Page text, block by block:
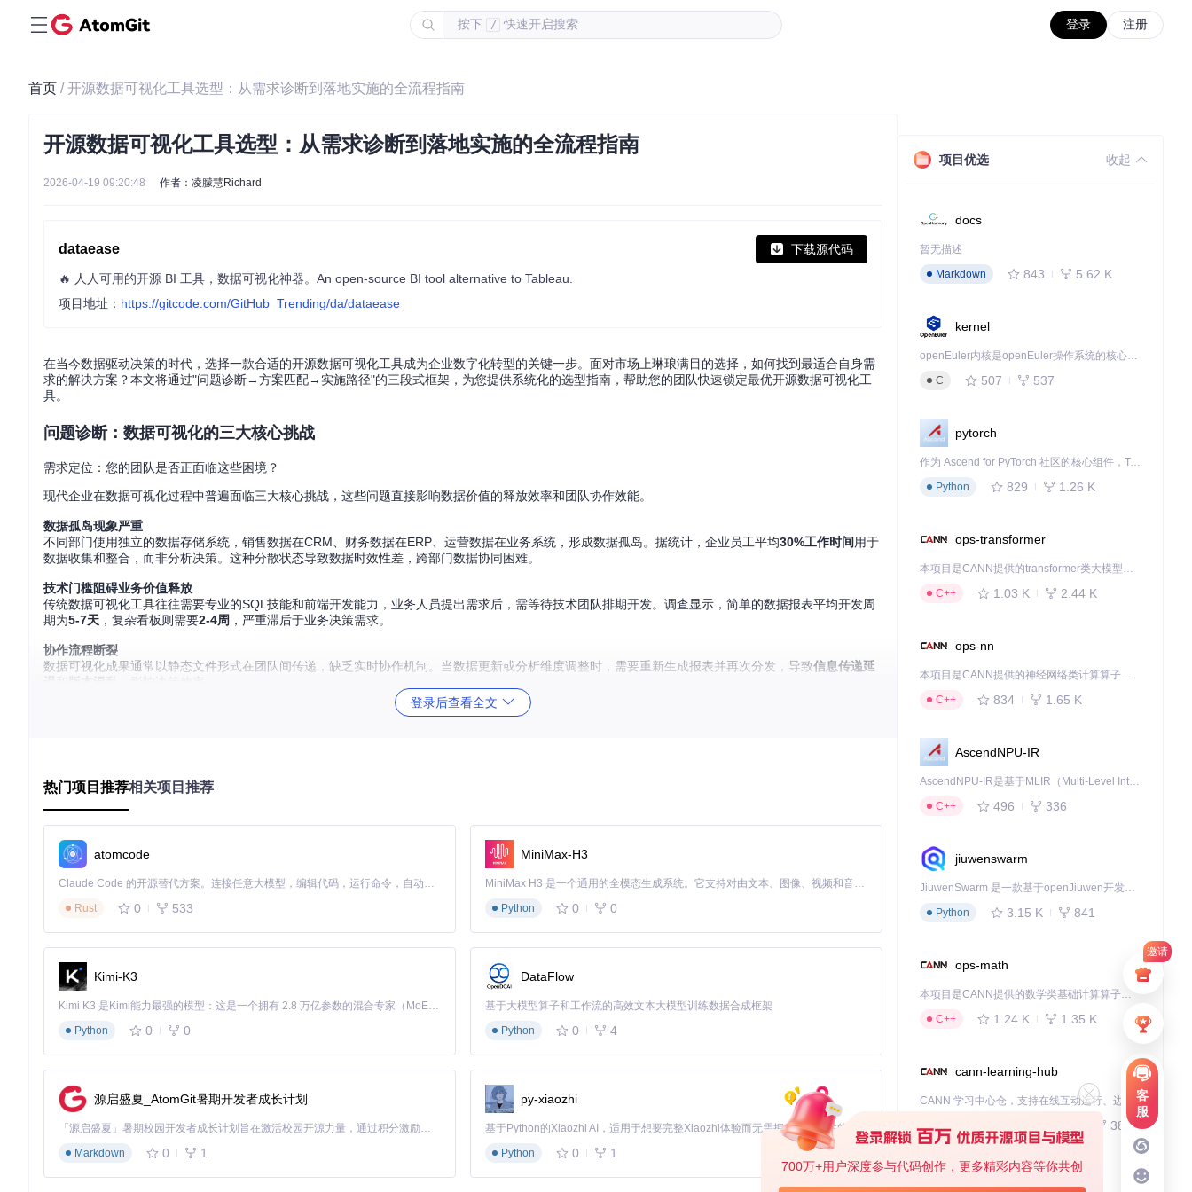
按下 / 快速开启搜索 登录 注册
邀请
客
服
700万+用户深度参与代码创作，更多精彩内容等你共创
首页 / 开源数据可视化工具选型：从需求诊断到落地实施的全流程指南
开源数据可视化工具选型：从需求诊断到落地实施的全流程指南
2026-04-19 09:20:48 作者：凌朦慧Richard
dataease 下载源代码
🔥 人人可用的开源 BI 工具，数据可视化神器。An open-source BI tool alternative to Tableau.
项目地址： https://gitcode.com/GitHub_Trending/da/dataease
在当今数据驱动决策的时代，选择一款合适的开源数据可视化工具成为企业数字化转型的关键一步。面对市场上琳琅满目的选择，如何找到最适合自身需
求的解决方案？本文将通过"问题诊断→方案匹配→实施路径"的三段式框架，为您提供系统化的选型指南，帮助您的团队快速锁定最优开源数据可视化工
具。
问题诊断：数据可视化的三大核心挑战
需求定位：您的团队是否正面临这些困境？
现代企业在数据可视化过程中普遍面临三大核心挑战，这些问题直接影响数据价值的释放效率和团队协作效能。
数据孤岛现象严重
不同部门使用独立的数据存储系统，销售数据在CRM、财务数据在ERP、运营数据在业务系统，形成数据孤岛。据统计，企业员工平均30%工作时间 用于
数据收集和整合，而非分析决策。这种分散状态导致数据时效性差，跨部门数据协同困难。
技术门槛阻碍业务价值释放
传统数据可视化工具往往需要专业的SQL技能和前端开发能力，业务人员提出需求后，需等待技术团队排期开发。调查显示，简单的数据报表平均开发周
期为5-7天 ，复杂看板则需要2-4周 ，严重滞后于业务决策需求。
协作流程断裂
数据可视化成果通常以静态文件形式在团队间传递，缺乏实时协作机制。当数据更新或分析维度调整时，需要重新生成报表并再次分发，导致信息传递延
迟
版本混乱
支持主流数据库（MySQL、PostgreSQL、SQL Server等）和文件格式（CSV、Excel、JSON等）的无缝接入，提供统一的数据管理界面，实现"一次连
通过可视化拖拽界面，让业务人员无需编写代码即可完成图表制作。理想的工具应提供丰富的图表模板库，支持从简单柱状图到复杂桑基图的全类型可视
化需求，满足不同场景的分析诉求。
支持多人实时编辑同一报表，提供精细化的权限管理功能，可按角色、部门或项目设置数据访问权限，确保数据安全的同时提升团队协作效率。
在进行工具选型前，建议您先评估自身需求的优先级，可参考以下矩阵：
数据整合需求
高优先级：跨部门数据共享频繁、数据源类型超过3种
低优先级：单一数据源、数据结构稳定
可视化复杂度
高优先级：需要复杂计算、多维度交叉分析
低优先级：基础统计图表、固定分析维度
登录后查看全文
热门项目推荐相关项目推荐
atomcode
Claude Code 的开源替代方案。连接任意大模型，编辑代码，运行命令，自动验证 — 全自动执行。用 Rust 构建，极致性能。 ｜ An open-source alternative to Claude Code. Connect any LLM, edit code, run commands, and verify changes — autonomously. Built in Rust for speed. Get Started
Rust
0 533
MiniMax-H3
MiniMax H3 是一个通用的全模态生成系统。它支持对由文本、图像、视频和音频组成的多模态上下文进行统一理解，并能生成分辨率高达 2K、时长可达 15 秒的带原生立体声音频的视频。得益于面向任务泛化的系统设计，H3 在预训练阶段就已具备广泛的多模态上下文理解与生成能力，能够出色地执行复杂的多模态指令。
Python
0 0
Kimi-K3
Kimi K3 是Kimi能力最强的模型：这是一个拥有 2.8 万亿参数的混合专家（MoE）模型，具备原生视觉理解能力，并支持 100 万 token 的上下文窗口。
Python
0 0
DataFlow
基于大模型算子和工作流的高效文本大模型训练数据合成框架
Python
0 4
源启盛夏_AtomGit暑期开发者成长计划
「源启盛夏」暑期校园开发者成长计划旨在激活校园开源力量，通过积分激励、认证扶持、资源倾斜等形式，引导高校组织和开发者完成「入驻 — 建项目 — 做贡献 — 获认证 — 得资源」的完整闭环。无论你是想带领社团入驻平台的组织者，还是希望用代码贡献证明自己的开发者，都能在这里找到属于你的成长路径。
Markdown
0 1
py-xiaozhi
基于Python的Xiaozhi AI，适用于想要完整Xiaozhi体验而无需拥有专用硬件的用户。
Python
0 1
项目优选 收起
docs
暂无描述
Markdown
843 5.62 K
kernel
openEuler内核是openEuler操作系统的核心，既是系统性能与稳定性的基石，也是连接处理器、设备与服务的桥梁。
C
507 537
pytorch
作为 Ascend for PyTorch 社区的核心组件，TorchNPU 是昇腾专为 PyTorch 打造的深度学习适配插件，使 PyTorch 框架能够直接调用昇腾 NPU，为开发者提供昇腾 AI 处理器的超强算力。
Python
829 1.26 K
ops-transformer
本项目是CANN提供的transformer类大模型算子库，实现网络在NPU上加速计算。
C++
1.03 K 2.44 K
ops-nn
本项目是CANN提供的神经网络类计算算子库，实现网络在NPU上加速计算。
C++
834 1.65 K
AscendNPU-IR
AscendNPU-IR是基于MLIR（Multi-Level Intermediate Representation）构建的，面向昇腾亲和算子编译时使用的中间表示，提供昇腾完备表达能力，通过编译优化提升昇腾AI处理器计算效率，支持通过生态框架使能昇腾AI处理器与深度调优
C++
496 336
jiuwenswarm
JiuwenSwarm 是一款基于openJiuwen开发的智能AI Agent，它能够将大语言模型的强大能力，通过你日常使用的各类通讯应用，直接延伸至你的指尖。
Python
3.15 K 841
ops-math
本项目是CANN提供的数学类基础计算算子库，实现网络在NPU上加速计算。
C++
1.24 K 1.35 K
cann-learning-hub
Jupyter Notebook
380
kernel